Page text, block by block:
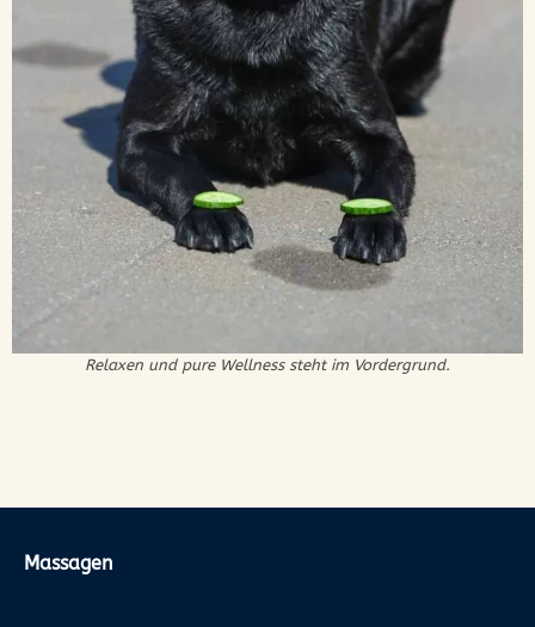
Relaxen und pure Wellness steht im Vordergrund.
Massagen